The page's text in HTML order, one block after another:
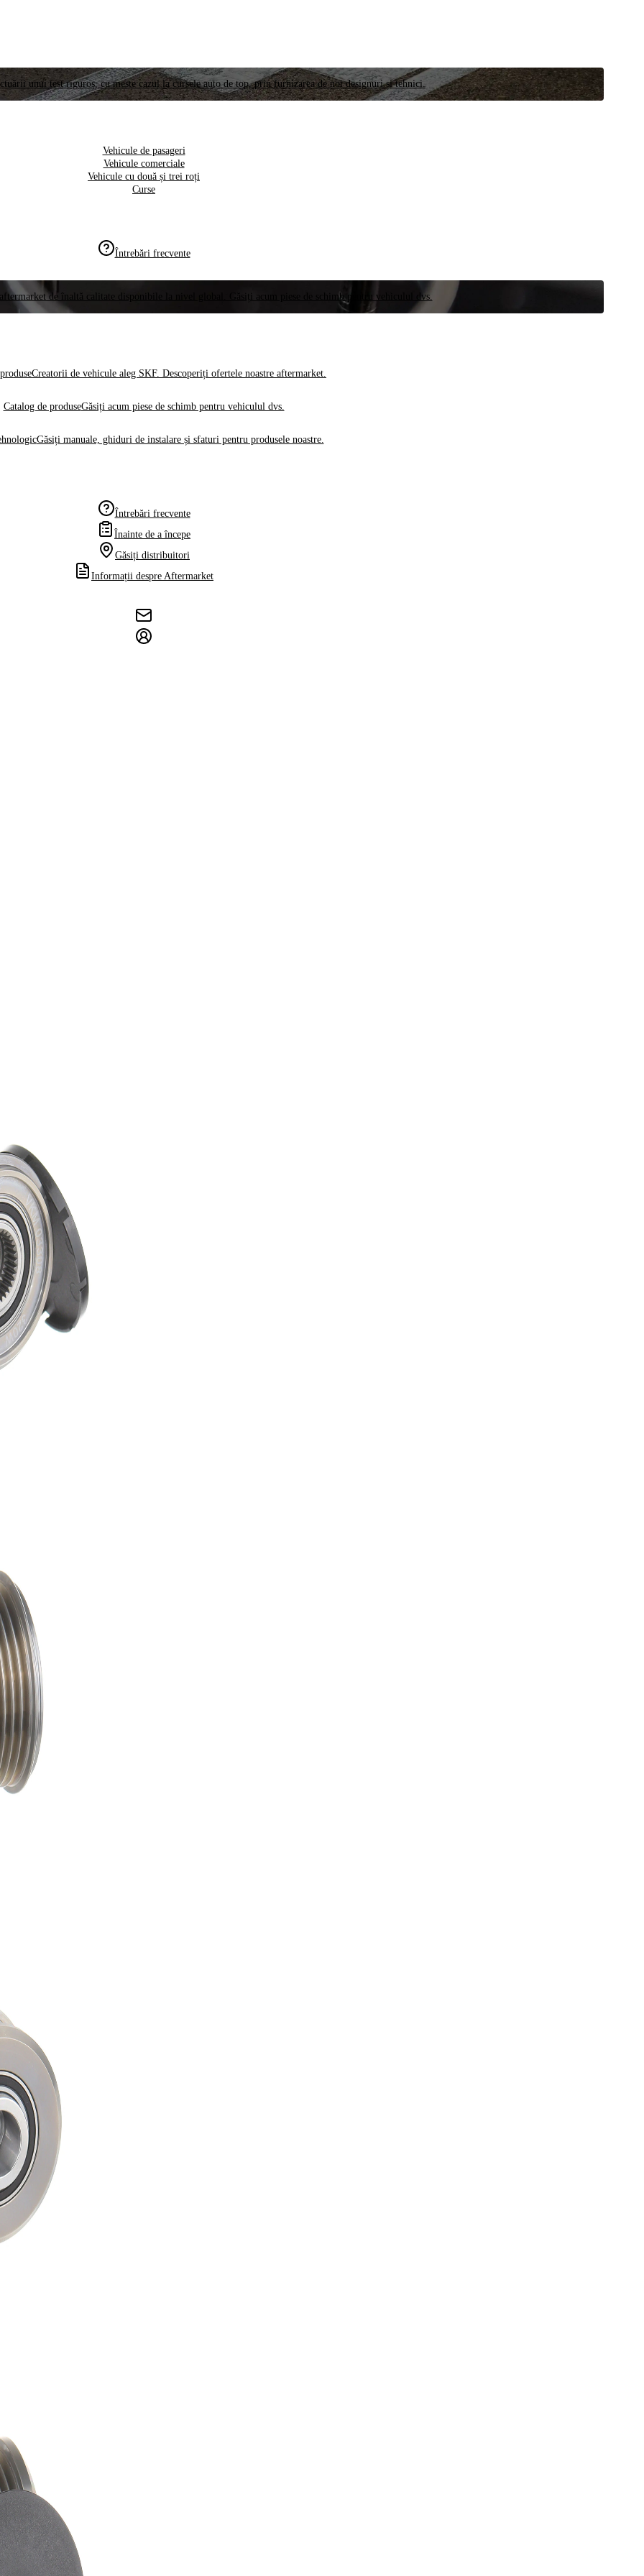
unui test riguros, cu meste cazul la cursele auto de top, prin furnizarea de noi designuri și tehnici.
Vehicule de pasageri
Vehicule comerciale
Vehicule cu două și trei roți
Curse
Întrebări frecvente
de înaltă calitate disponibile la nivel global. Găsiți acum piese de schimb pentru vehiculul dvs.
Creatorii de vehicule aleg SKF. Descoperiți ofertele noastre aftermarket.
Catalog de produseGăsiți acum piese de schimb pentru vehiculul dvs.
Găsiți manuale, ghiduri de instalare și sfaturi pentru produsele noastre.
Întrebări frecvente
Înainte de a începe
Găsiți distribuitori
Informații despre Aftermarket